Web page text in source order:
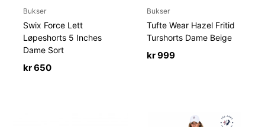
Bukser
Swix Force Lett
Løpeshorts 5 Inches
Dame Sort
kr650
Bukser
Tufte Wear Hazel Fritid
Turshorts Dame Beige
kr999